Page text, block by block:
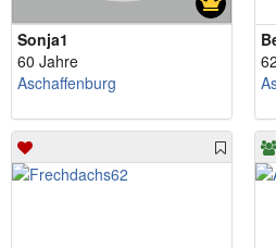
Sonja1
60 Jahre
Aschaffenburg